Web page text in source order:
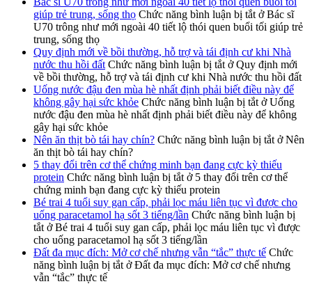
giúp trẻ trung, sống thọ Chức năng bình luận bị tắt ở Bác sĩ
U70 trông như mới ngoài 40 tiết lộ thói quen buổi tối giúp trẻ
trung, sống thọ
Quy định mới về bồi thường, hỗ trợ và tái định cư khi Nhà
nước thu hồi đất Chức năng bình luận bị tắt ở Quy định mới
về bồi thường, hỗ trợ và tái định cư khi Nhà nước thu hồi đất
Uống nước đậu đen mùa hè nhất định phải biết điều này để
không gây hại sức khỏe Chức năng bình luận bị tắt ở Uống
nước đậu đen mùa hè nhất định phải biết điều này để không
gây hại sức khỏe
Nên ăn thịt bò tái hay chín? Chức năng bình luận bị tắt ở Nên
ăn thịt bò tái hay chín?
5 thay đổi trên cơ thể chứng minh bạn đang cực kỳ thiếu
protein Chức năng bình luận bị tắt ở 5 thay đổi trên cơ thể
chứng minh bạn đang cực kỳ thiếu protein
Bé trai 4 tuổi suy gan cấp, phải lọc máu liên tục vì được cho
uống paracetamol hạ sốt 3 tiếng/lần Chức năng bình luận bị
tắt ở Bé trai 4 tuổi suy gan cấp, phải lọc máu liên tục vì được
cho uống paracetamol hạ sốt 3 tiếng/lần
Đất đa mục đích: Mở cơ chế nhưng vẫn “tắc” thực tế Chức
năng bình luận bị tắt ở Đất đa mục đích: Mở cơ chế nhưng
vẫn “tắc” thực tế